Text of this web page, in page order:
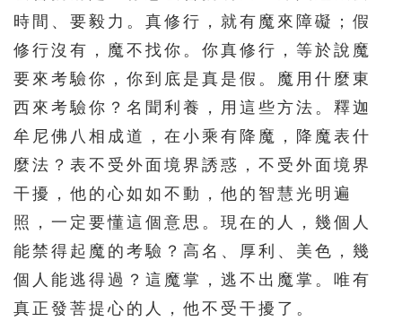
351 352 353 354 355
356 357 358 359 360
361 362 363 364 365
366 367 368 369 370
371 372 373 374 375
381 382 383 384 385
386 387 388 389
時間、要毅力。真修行，就有魔來障礙；假
修行沒有，魔不找你。你真修行，等於說魔
要來考驗你，你到底是真是假。魔用什麼東
西來考驗你？名聞利養，用這些方法。釋迦
牟尼佛八相成道，在小乘有降魔，降魔表什
麼法？表不受外面境界誘惑，不受外面境界
干擾，他的心如如不動，他的智慧光明遍
照，一定要懂這個意思。現在的人，幾個人
能禁得起魔的考驗？高名、厚利、美色，幾
個人能逃得過？這魔掌，逃不出魔掌。唯有
真正發菩提心的人，他不受干擾了。